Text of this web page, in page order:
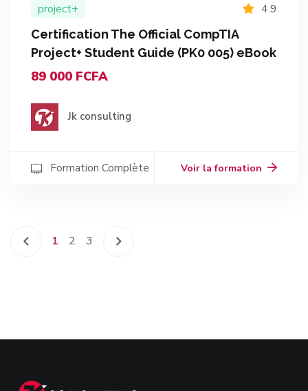
project+ 4.9
Certification The Official CompTIA
Project+ Student Guide (PK0 005) eBook
89 000 FCFA
Jk consulting
Formation Complète Voir la formation
1 2 3